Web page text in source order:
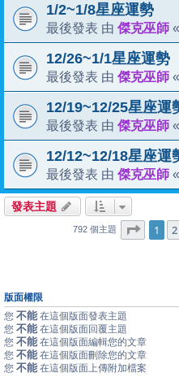
1/2~1/8星座運勢
最後發表 由 傑克巫師 «
12/26~1/1星座運勢
最後發表 由 傑克巫師 «
12/19~12/25星座運
最後發表 由 傑克巫師 «
12/12~12/18星座運
最後發表 由 傑克巫師 «
發表主題
792 個主題 第1
1 2
版面權限
您 不能 在這個版面發表主題
您 不能 在這個版面回覆主題
您 不能 在這個版面編輯您的文章
您 不能 在這個版面刪除您的文章
您 不能 在這個版面上傳附加檔案